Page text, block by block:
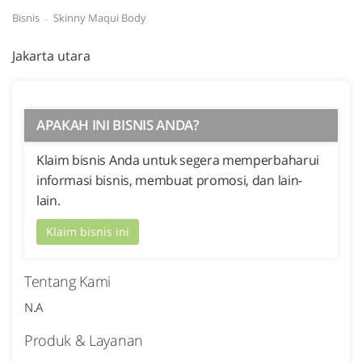
Bisnis Skinny Maqui Body
Jakarta utara
APAKAH INI BISNIS ANDA?
Klaim bisnis Anda untuk segera memperbaharui
informasi bisnis, membuat promosi, dan lain-
lain.
Klaim bisnis ini
Tentang Kami
N.A
Produk & Layanan